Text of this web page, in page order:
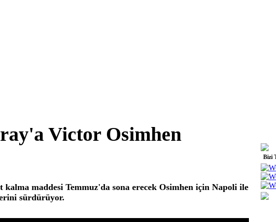
Victor Osimhen
kalma maddesi Temmuz'da sona erecek Osimhen için Napoli ile
sürdürüyor.
Bizi